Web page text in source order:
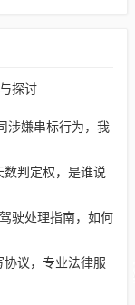
探讨
涉嫌串标行为，我
数判定权，是谁说
驶处理指南，如何
协议，专业法律服